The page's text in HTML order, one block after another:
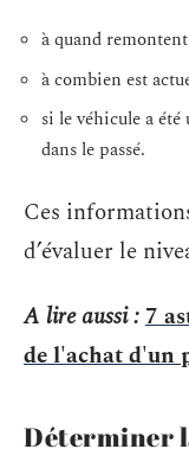
à quand
à combien est
si le véhicule a
dans le passé.
Ces
d’évaluer le
A lire aussi :7
de l'achat d'un
Déterminer